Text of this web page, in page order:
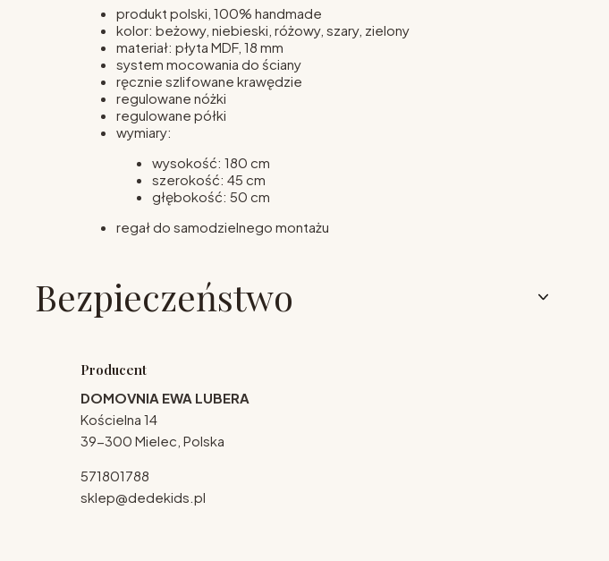
produkt polski, 100% handmade
kolor: beżowy, niebieski, różowy, szary, zielony
materiał: płyta MDF, 18 mm
system mocowania do ściany
ręcznie szlifowane krawędzie
regulowane nóżki
regulowane półki
wymiary:
wysokość: 180 cm
szerokość: 45 cm
głębokość: 50 cm
regał do samodzielnego montażu
Bezpieczeństwo
Producent
DOMOVNIA EWA LUBERA
Kościelna 14
39-300 Mielec, Polska
571801788
sklep@dedekids.pl